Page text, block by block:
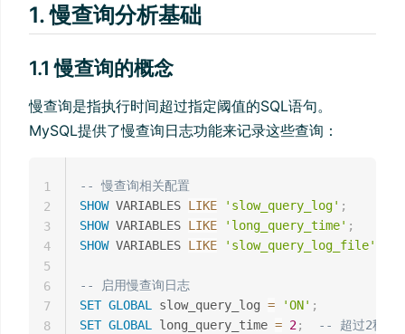
1. 慢查询分析基础
1.1 慢查询的概念
慢查询是指执行时间超过指定阈值的SQL语句。
MySQL提供了慢查询日志功能来记录这些查询：
-- 慢查询相关配置
SHOW VARIABLES LIKE 'slow_query_log' ;
SHOW VARIABLES LIKE 'long_query_time' ;
SHOW VARIABLES LIKE 'slow_query_log_file'
-- 启用慢查询日志
SET GLOBAL slow_query_log = 'ON' ;
SET GLOBAL long_query_time = 2;
-- 超过2秒的
1
2
3
4
5
6
7
8